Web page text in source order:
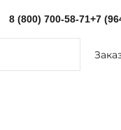
8 (800) 700-58-71+7